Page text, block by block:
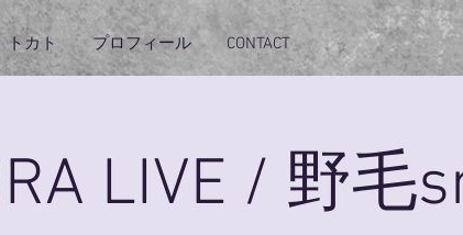
トカト プロフィール CONTACT
LIVE / 野毛